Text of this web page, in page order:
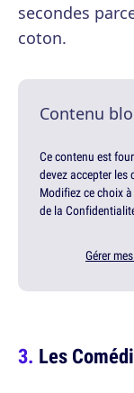
secondes
coton.
Contenu
Ce contenu est
devez accepter
Modifiez ce choix
de la
Gérer
Les